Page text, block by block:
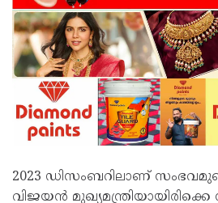
2023 ഡിസംബറിലാണ്
വിജയന്‍